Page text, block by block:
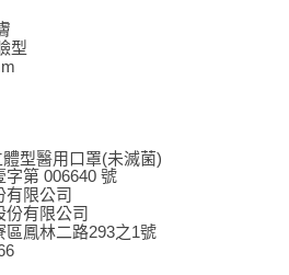
型
型醫用口罩(未滅菌)
第 006640 號
限公司
有限公司
鳳林二路293之1號